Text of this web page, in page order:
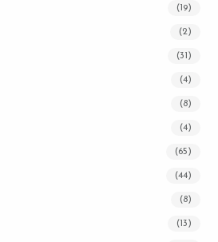
(19)
(2)
(31)
(4)
(8)
(4)
(65)
(44)
(8)
(13)